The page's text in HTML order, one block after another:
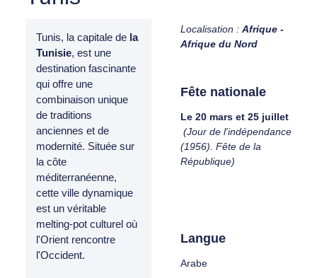
Tunis, la capitale de la
Tunisie, est une
destination fascinante
qui offre une
combinaison unique
de traditions
anciennes et de
modernité. Située sur
la côte
méditerranéenne,
cette ville dynamique
est un véritable
melting-pot culturel où
l'Orient rencontre
l'Occident.
Localisation : Afrique -
Afrique du Nord
Fête nationale
Le 20 mars et 25 juillet
(Jour de l'indépendance
(1956). Fête de la
République)
Langue
Arabe